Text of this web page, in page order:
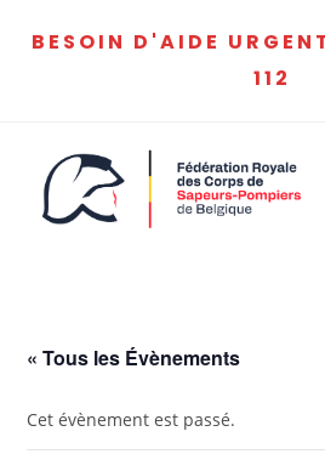
BESOIN D'AIDE
112
« Tous les Évènements
Cet évènement est passé.